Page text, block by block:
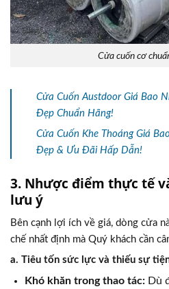
Cửa cuốn cơ
Cửa Cuốn Austdoor Giá Bao
Đẹp Chuẩn Hãng!
Cửa Cuốn Khe Thoáng Giá
Đẹp & Ưu Đãi Hấp Dẫn!
3. Nhược điểm thực tế
lưu ý
Bên cạnh lợi ích về giá, dòng cửa
chế nhất định mà Quý khách cần
a. Tiêu tốn sức lực và thiếu sự
Khó khăn trong thao tác:Dù